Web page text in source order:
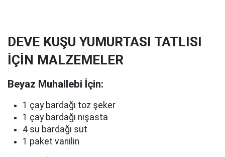
DEVE KUŞU YUMURTASI TATLISI
İÇİN MALZEMELER
Beyaz Muhallebi İçin:
1 çay bardağı toz şeker
1 çay bardağı nişasta
4 su bardağı süt
1 paket vanilin